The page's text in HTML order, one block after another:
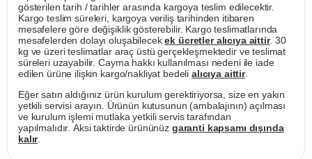
gösterilen tarih / tarihler arasında kargoya teslim edilecektir.
Kargo teslim süreleri, kargoya veriliş tarihinden itibaren
mesafelere göre değişiklik gösterebilir. Kargo teslimatlarında
mesafelerden dolayı oluşabilecekek ücretler alıcıya aittir. 30
kg ve üzeri teslimatlar araç üstü gerçekleşmektedir ve teslimat
süreleri uzayabilir. Cayma hakkı kullanılması nedeni ile iade
edilen ürüne ilişkin kargo/nakliyat bedeli alıcıya aittir.
Eğer satın aldığınız ürün kurulum gerektiriyorsa, size en yakın
yetkili servisi arayın. Ürünün kutusunun (ambalajının) açılması
ve kurulum işlemi mutlaka yetkili servis tarafından
yapılmalıdır. Aksi taktirde ürününüz garanti kapsamı dışında
kalır.